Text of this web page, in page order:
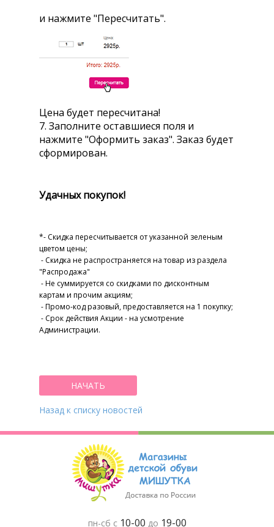
и нажмите "Пересчитать".
Цена будет пересчитана!
7. Заполните оставшиеся поля и
нажмите "Оформить заказ". Заказ будет
сформирован.
Удачных покупок!
*- Скидка пересчитывается от указанной зеленым
цветом цены;
- Скидка не распространяется на товар из раздела
"Распродажа"
- Не суммируется со скидками по дисконтным
картам и прочим акциям;
- Промо-код разовый, предоставляется на 1 покупку;
- Cрок действия Акции - на усмотрение
Администрации.
НАЧАТЬ
Назад к списку новостей
пн-сб с 10-00 до 19-00